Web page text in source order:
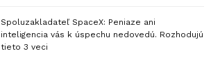
Spoluzakladateľ SpaceX: Peniaze ani
inteligencia vás k úspechu nedovedú. Rozhodujú
tieto 3 veci